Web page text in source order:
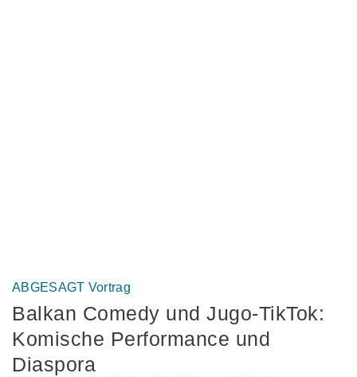
ABGESAGT Vortrag
Balkan Comedy und Jugo-TikTok:
Komische Performance und
Diaspora